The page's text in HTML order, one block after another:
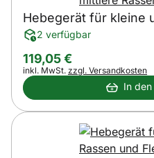
Hebegerät für kleine
2 verfügbar
119,05€
Steuerhinweis:
inkl. MwSt. zzgl. Versandkosten
In